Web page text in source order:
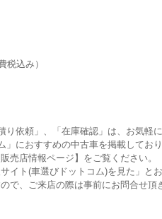
税込み）
り依頼」、「在庫確認」は、お気軽
におすすめの中古車を掲載しており
売店情報ページ】をご覧ください。
イト(車選びドットコム)を見た」とお
で、ご来店の際は事前にお問合せ頂